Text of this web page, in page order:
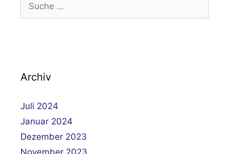
nach:
Archiv
Juli 2024
Januar 2024
Dezember 2023
November 2023